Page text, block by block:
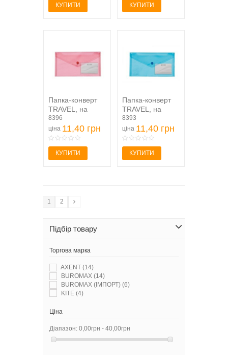
КУПИТИ КУПИТИ
Папка-конверт
TRAVEL, на
кнопці,
DL,глянцевий
прозорий...
8396
ціна 11,40 грн
КУПИТИ
Папка-конверт
TRAVEL, на
кнопці, DL,
глянцевий
прозорий...
8393
ціна 11,40 грн
КУПИТИ
1 2
Підбір товару
Торгова марка
AXENT (14)
BUROMAX (14)
BUROMAX (ІМПОРТ) (6)
KITE (4)
Ціна
Діапазон: 0,00грн - 40,00грн